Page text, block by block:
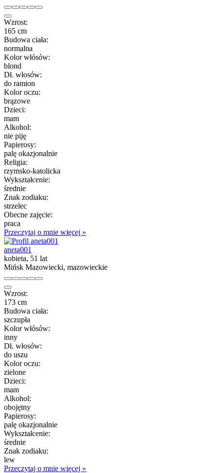
Wzrost:
165 cm
Budowa ciała:
normalna
Kolor włósów:
blond
Dł. włosów:
do ramion
Kolor oczu:
brązowe
Dzieci:
mam
Alkohol:
nie piję
Papierosy:
palę okazjonalnie
Religia:
rzymsko-katolicka
Wykształcenie:
średnie
Znak zodiaku:
strzelec
Obecne zajęcie:
praca
Przeczytaj o mnie więcej »
aneta001
kobieta, 51 lat
Mińsk Mazowiecki, mazowieckie
Wzrost:
173 cm
Budowa ciała:
szczupła
Kolor włósów:
inny
Dł. włosów:
do uszu
Kolor oczu:
zielone
Dzieci:
mam
Alkohol:
obojętny
Papierosy:
palę okazjonalnie
Wykształcenie:
średnie
Znak zodiaku:
lew
Przeczytaj o mnie więcej »